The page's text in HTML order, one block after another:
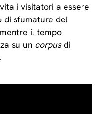
i visitatori a essere
di sfumature del
il tempo
su un corpusdi